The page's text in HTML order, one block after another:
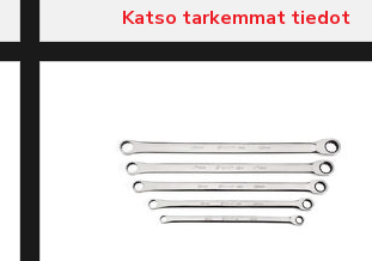
Katso tarkemmat tiedot